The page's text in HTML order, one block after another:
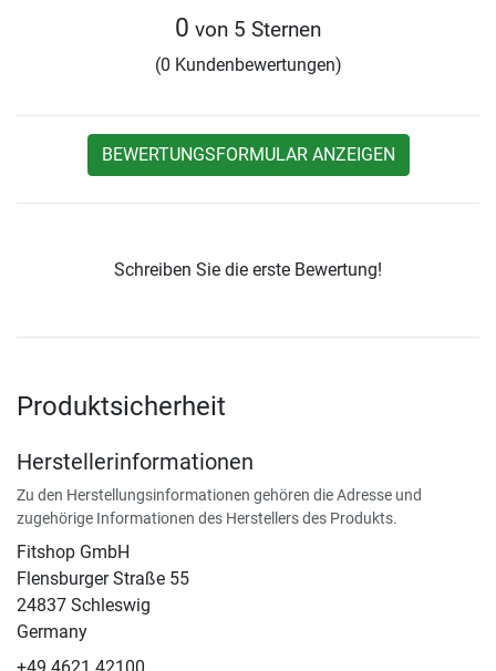
0 von 5 Sternen
(0 Kundenbewertungen)
BEWERTUNGSFORMULAR ANZEIGEN
Schreiben Sie die erste Bewertung!
Produktsicherheit
Herstellerinformationen
Zu den Herstellungsinformationen gehören die Adresse und
zugehörige Informationen des Herstellers des Produkts.
Fitshop GmbH
Flensburger Straße 55
24837 Schleswig
Germany